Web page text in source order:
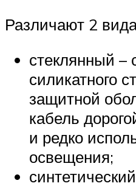
Различают 2
стеклянный –
силикатного
защитной
кабель
и редко
освещения;